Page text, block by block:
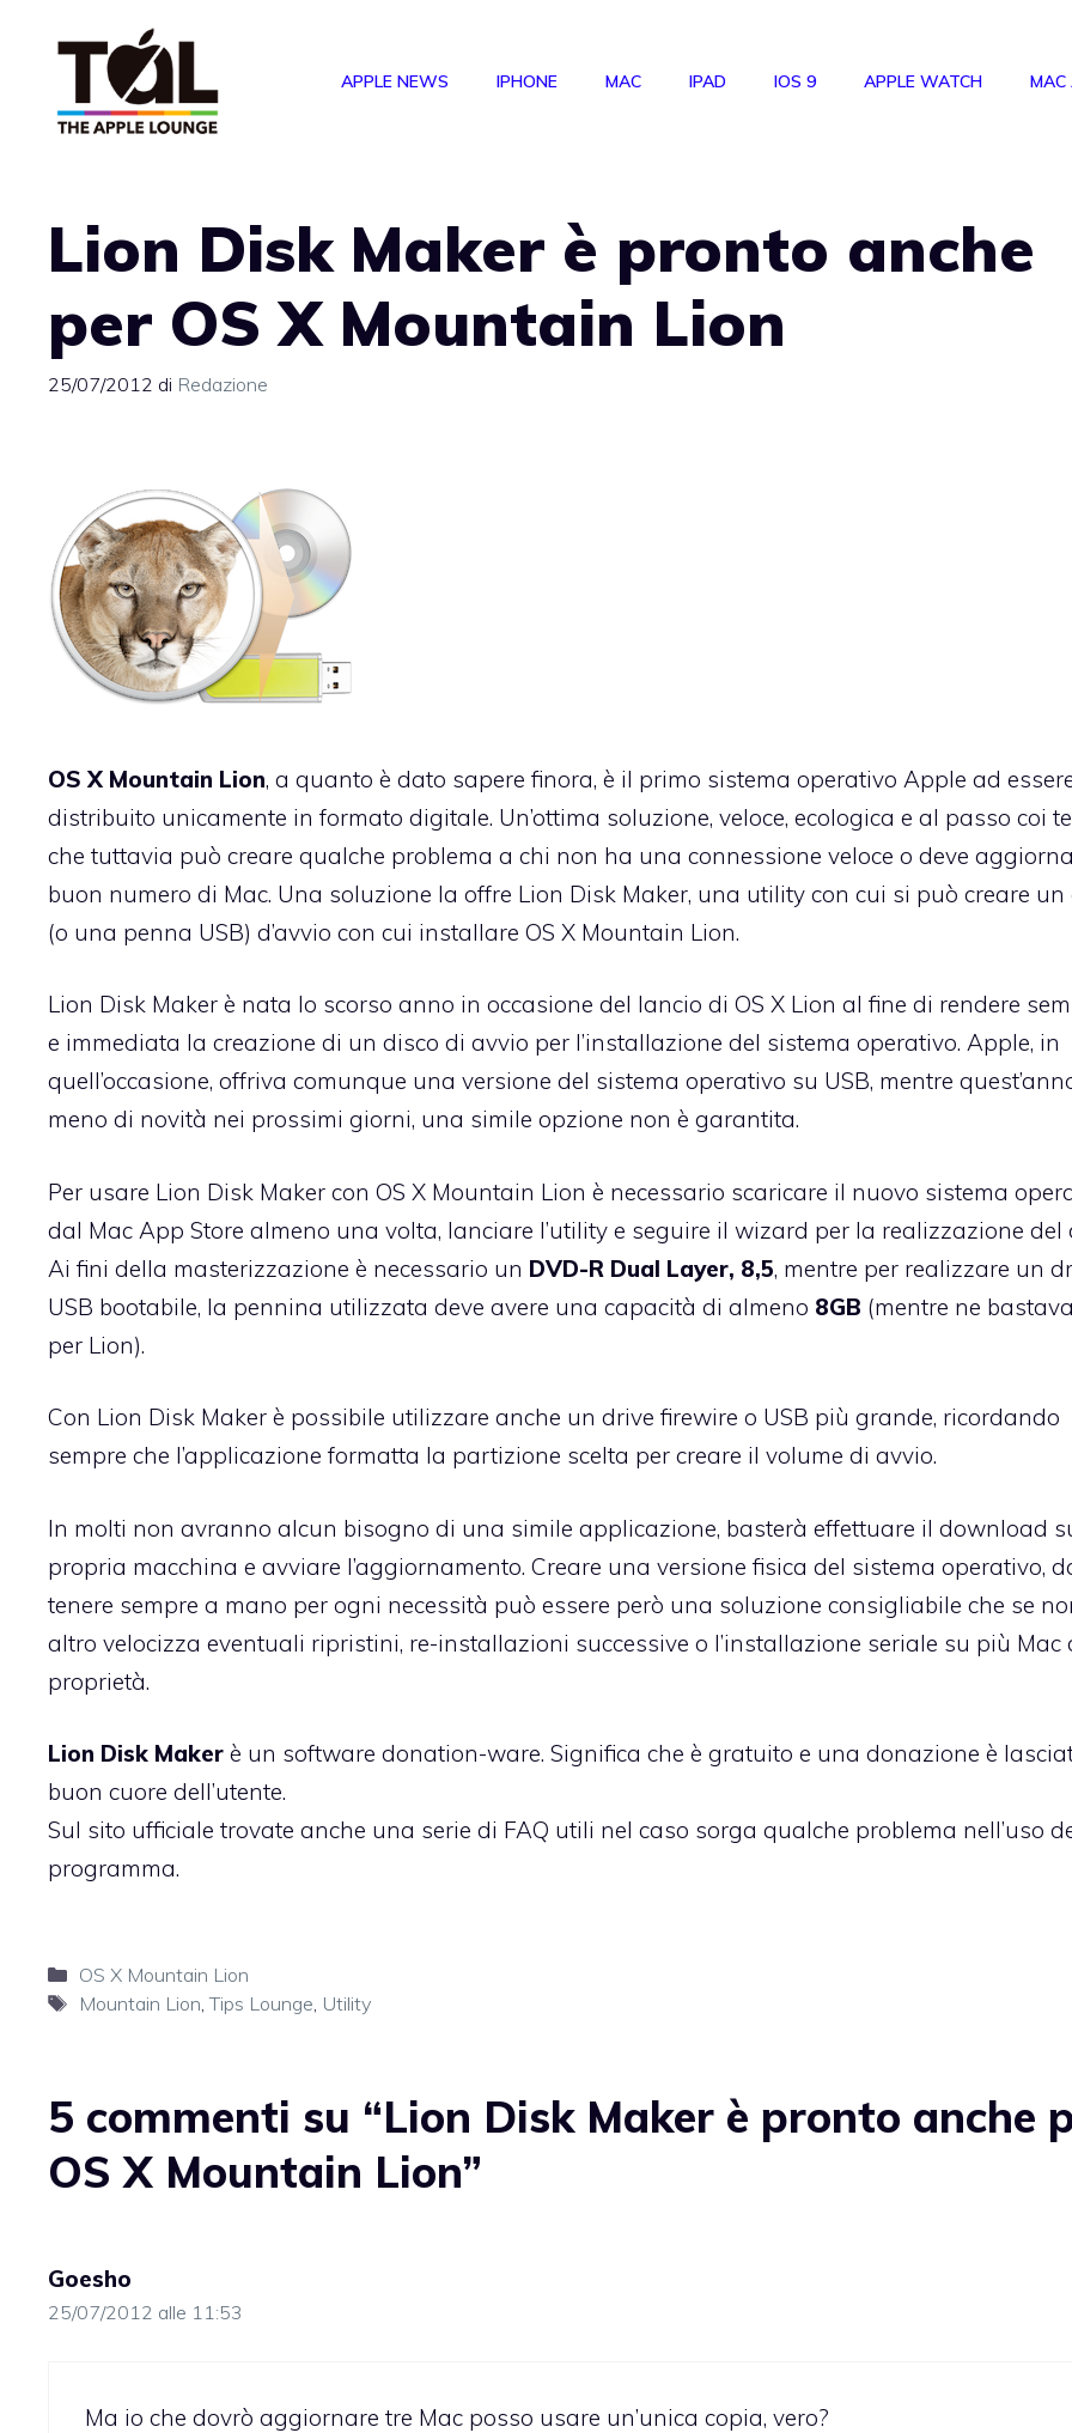
APPLE NEWS IPHONE MAC IPAD IOS 9 APPLE WATCH MAC
Lion Disk Maker è pronto anche
per OS X Mountain Lion
25/07/2012 di Redazione
OS X Mountain Lion, a quanto è dato sapere finora, è il primo sistema operativo Apple ad
distribuito unicamente in formato digitale. Un’ottima soluzione, veloce, ecologica e al passo coi
che tuttavia può creare qualche problema a chi non ha una connessione veloce o deve
buon numero di Mac. Una soluzione la offre Lion Disk Maker, una utility con cui si può creare un
(o una penna USB) d’avvio con cui installare OS X Mountain Lion.
Lion Disk Maker è nata lo scorso anno in occasione del lancio di OS X Lion al fine di rendere
e immediata la creazione di un disco di avvio per l’installazione del sistema operativo. Apple, in
quell’occasione, offriva comunque una versione del sistema operativo su USB, mentre
meno di novità nei prossimi giorni, una simile opzione non è garantita.
Per usare Lion Disk Maker con OS X Mountain Lion è necessario scaricare il nuovo sistema
dal Mac App Store almeno una volta, lanciare l’utility e seguire il wizard per la realizzazione del
Ai fini della masterizzazione è necessario un DVD-R Dual Layer, 8,5, mentre per realizzare un
USB bootabile, la pennina utilizzata deve avere una capacità di almeno 8GB (mentre ne
per Lion).
Con Lion Disk Maker è possibile utilizzare anche un drive firewire o USB più grande, ricordando
sempre che l’applicazione formatta la partizione scelta per creare il volume di avvio.
In molti non avranno alcun bisogno di una simile applicazione, basterà effettuare il download
propria macchina e avviare l’aggiornamento. Creare una versione fisica del sistema operativo,
tenere sempre a mano per ogni necessità può essere però una soluzione consigliabile che se
altro velocizza eventuali ripristini, re-installazioni successive o l’installazione seriale su più Mac
proprietà.
Lion Disk Maker è un software donation-ware. Significa che è gratuito e una donazione è
buon cuore dell’utente.
Sul sito ufficiale trovate anche una serie di FAQ utili nel caso sorga qualche problema nell’uso
programma.
Categorie
OS X Mountain Lion
Tag
Mountain Lion,Tips Lounge, Utility
5 commenti su “Lion Disk Maker è pronto anche
OS X Mountain Lion”
Goesho
25/07/2012 alle 11:53
Ma io che dovrò aggiornare tre Mac posso usare un’unica copia, vero?